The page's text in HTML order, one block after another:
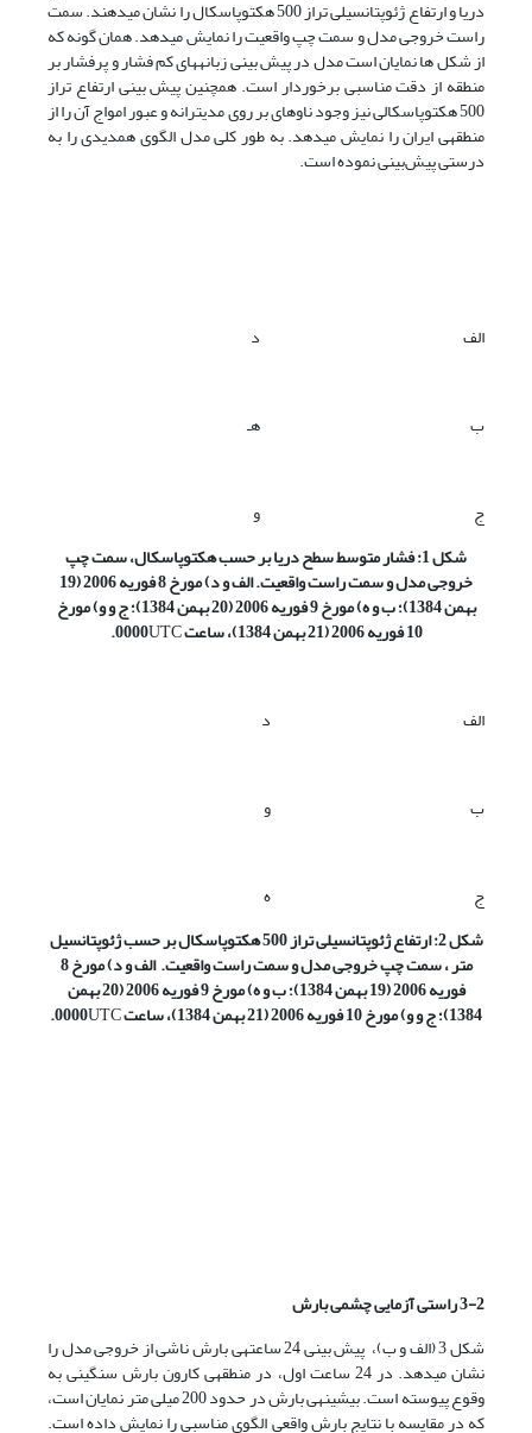
دریا و ارتفاع ژئوپتانسیلی تراز 500 هکتوپاسکال را نشان می­دهند. سمت
راست خروجی مدل و سمت چپ واقعیت را نمایش می­دهد. همان گونه که
از شکل ها نمایان است مدل در پیش بینی زبانه­های کم فشار و پرفشار بر
منطقه از دقت مناسبی برخوردار است. همچنین پیش بینی ارتفاع تراز
500 هکتوپاسکالی نیز وجود ناوه­ای بر روی مدیترانه و عبور امواج آن را از
منطقه­ی ایران را نمایش می­دهد. به طور کلی مدل الگوی همدیدی را به
درستی پیش‌بینی نموده است.
الف د
ب هـ
ج
و
شکل 1: فشار متوسط سطح دریا بر حسب هکتوپاسکال، سمت چپ
خروجی مدل و سمت راست واقعیت. الف و د) مورخ 8 فوریه 2006 (19
بهمن 1384)؛ ب و ه) مورخ 9 فوریه 2006 (20 بهمن 1384)؛ ج و و) مورخ
10 فوریه 2006 (21 بهمن 1384)، ساعت 0000 UTC
.
الف د
ب و
ج
ه
شکل 2: ارتفاع ژئوپتانسیلی تراز 500 هکتوپاسکال بر حسب ژئوپتانسیل
متر ، سمت چپ خروجی مدل و سمت راست واقعیت. الف و د) مورخ 8
فوریه 2006 (19 بهمن 1384)؛ ب و ه) مورخ 9 فوریه 2006 (20 بهمن
1384)؛ ج و و) مورخ 10 فوریه 2006 (21 بهمن 1384)، ساعت 0000 UTC
.
3-2 راستی آزمایی چشمی بارش
شکل 3 (الف و ب)، پیش بینی 24 ساعته­ی بارش ناشی از خروجی مدل را
نشان می­دهد. در 24 ساعت اول، در منطقه­ی کارون بارش سنگینی به
وقوع پیوسته است. بیشینه­ی بارش در حدود 200 میلی متر نمایان است،
که در مقایسه با نتایج بارش واقعی الگوی مناسبی را نمایش داده است.